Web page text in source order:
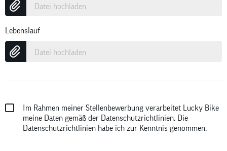
Datei hochladen
Lebenslauf
Datei hochladen
Im Rahmen meiner Stellenbewerbung verarbeitet Lucky Bike
meine Daten gemäß der Datenschutzrichtlinien. Die
Datenschutzrichtlinien habe ich zur Kenntnis genommen.